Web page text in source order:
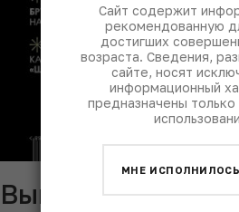
Выпуск Simple
Сайт содержит
рекомендованную
достигших
возраста. Сведения,
сайте, носят
информационный
предназначены только
МНЕ ИСПОЛНИЛОСЬ